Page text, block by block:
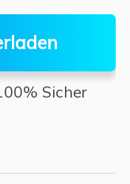
Sicher